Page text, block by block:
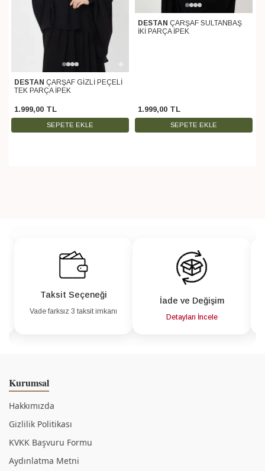
DESTAN ÇARŞAF GİZLİ PEÇELİ
TEK PARÇA İPEK
1.999,00 TL
SEPETE EKLE
DESTAN ÇARŞAF SULTANBAŞ
İKİ PARÇA İPEK
1.999,00 TL
SEPETE EKLE
Taksit Seçeneği
Vade farksız 3 taksit imkanı
İade ve Değişim
Detayları İncele
Kurumsal
Hakkımızda
Gizlilik Politikası
KVKK Başvuru Formu
Aydınlatma Metni